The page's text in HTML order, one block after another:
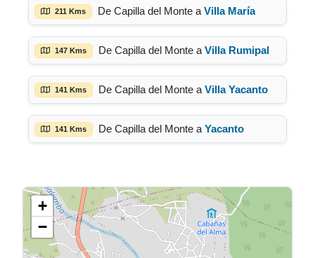
211 Kms De Capilla del Monte a Villa María
147 Kms De Capilla del Monte a Villa Rumipal
141 Kms De Capilla del Monte a Villa Yacanto
141 Kms De Capilla del Monte a Yacanto
+
−